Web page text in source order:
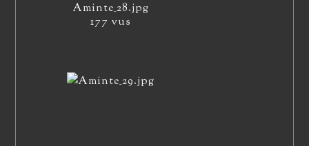
Aminte_28.jpg
177 vus